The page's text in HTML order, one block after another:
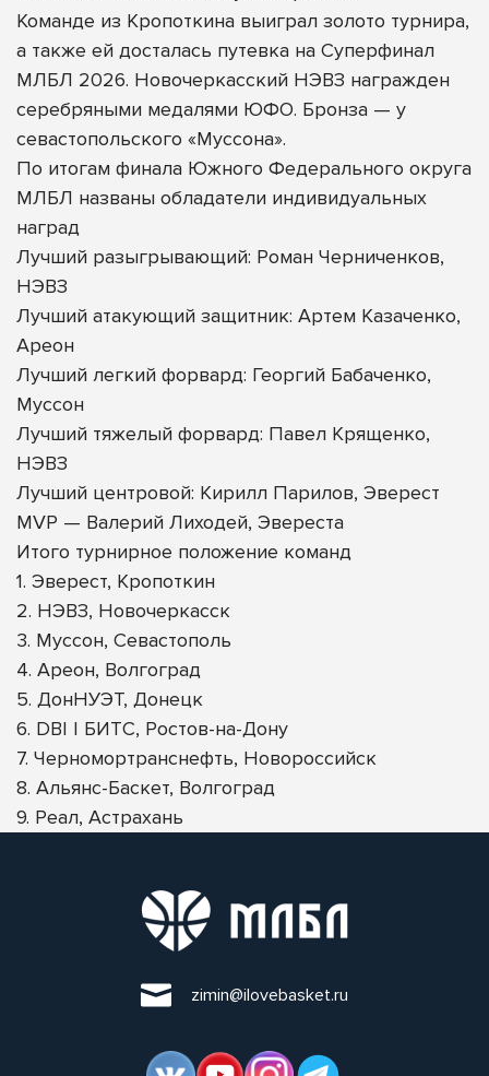
Команде из Кропоткина выиграл золото турнира,
а также ей досталась путевка на Суперфинал
МЛБЛ 2026. Новочеркасский НЭВЗ награжден
серебряными медалями ЮФО. Бронза — у
севастопольского «Муссона».
По итогам финала Южного Федерального округа
МЛБЛ названы обладатели индивидуальных
наград
Лучший разыгрывающий: Роман Черниченков,
НЭВЗ
Лучший атакующий защитник: Артем Казаченко,
Ареон
Лучший легкий форвард: Георгий Бабаченко,
Муссон
Лучший тяжелый форвард: Павел Крященко,
НЭВЗ
Лучший центровой: Кирилл Парилов, Эверест
MVP — Валерий Лиходей, Эвереста
Итого турнирное положение команд
1. Эверест, Кропоткин
2. НЭВЗ, Новочеркасск
3. Муссон, Севастополь
4. Ареон, Волгоград
5. ДонНУЭТ, Донецк
6. DBI | БИТС, Ростов-на-Дону
7. Черномортранснефть, Новороссийск
8. Альянс-Баскет, Волгоград
9. Реал, Астрахань
zimin@ilovebasket.ru